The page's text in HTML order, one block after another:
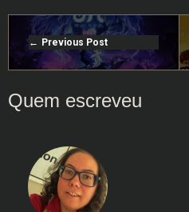
Previous Post